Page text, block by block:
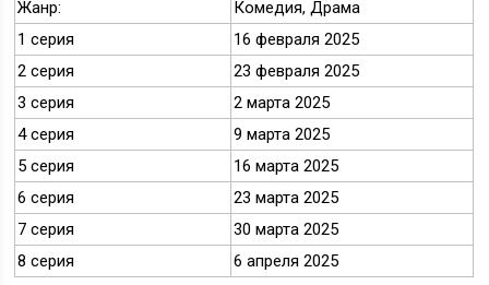
Жанр:
Комедия, Драма
1 серия
16 февраля 2025
2 серия
23 февраля 2025
3 серия
2 марта 2025
4 серия
9 марта 2025
5 серия
16 марта 2025
6 серия
23 марта 2025
7 серия
30 марта 2025
8 серия
6 апреля 2025